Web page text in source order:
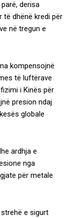
derisa
të dhënë kredi për
në tregun e
kompensojnë
të luftërave
i Kinës për
presion ndaj
globale
ardhja e
nga
për metale
e sigurt